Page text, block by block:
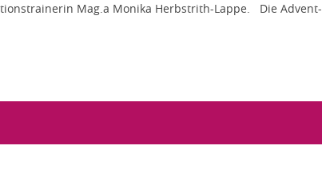
Mag.a Monika Herbstrith-Lappe. Die Advent-